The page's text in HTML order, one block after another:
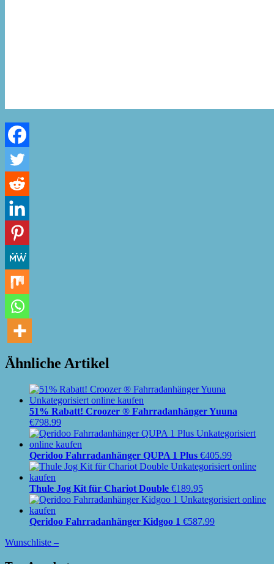
Ähnliche Artikel
51% Rabatt! Croozer ® Fahrradanhänger Yuuna
€798.99
Qeridoo Fahrradanhänger QUPA 1 Plus €405.99
Thule Jog Kit für Chariot Double €189.95
Qeridoo Fahrradanhänger Kidgoo 1 €587.99
Wunschliste –